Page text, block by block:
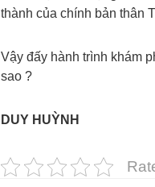
thành của chính bản thân
Vậy đấy hành trình khám
sao ?
DUY HUỲNH